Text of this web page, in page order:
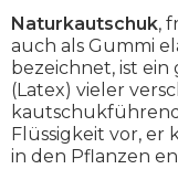
Naturkautschuk,
auch als Gummi
bezeichnet, ist
(Latex) vieler
Flüssigkeit vor, er
in den Pflanzen